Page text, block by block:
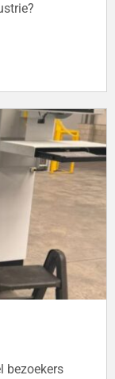
bezoekers